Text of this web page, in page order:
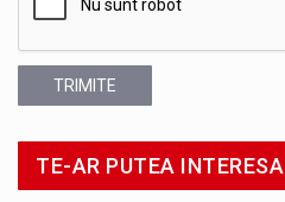
TRIMITE
TE-AR PUTEA INTERESA